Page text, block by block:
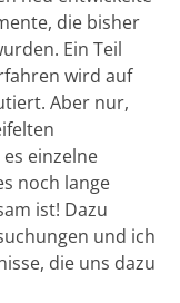
die bisher
Ein Teil
wird auf
Aber nur,
einzelne
noch lange
ist! Dazu
und ich
die uns dazu